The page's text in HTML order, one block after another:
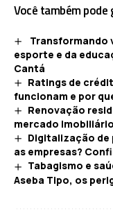
Você também pode
Transformando
esporte e da
Cantá
Ratings de
funcionam e por
Renovação
mercado
Digitalização de
as empresas?
Tabagismo e
Aseba Tipo, os